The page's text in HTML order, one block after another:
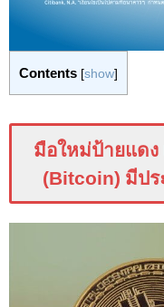
Contents [show]
มือใหม่ป้ายแด
(Bitcoin) มีปร